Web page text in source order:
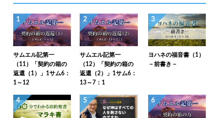
1
サムエル記第一
（11）「契約の箱の
返還（1）」1サム6：
1～12
2
サムエル記第一
（12）「契約の箱の
返還（2）」1サム6：
13～7：1
3
ヨハネの福音書（1）
－前書き－
4 5 6